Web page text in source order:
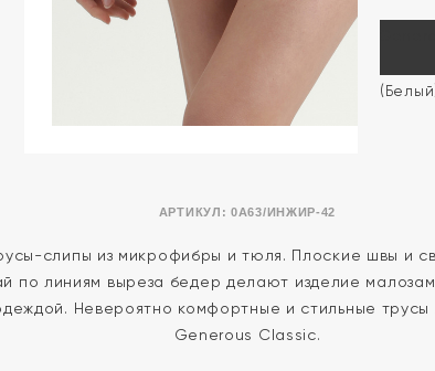
АРТИКУЛ:0A63/ИНЖИР-42
слипы из микрофибры и тюля. Плоские швы и
по линиям выреза бедер делают изделие
Невероятно комфортные и стильные трусы
Generous Classic.